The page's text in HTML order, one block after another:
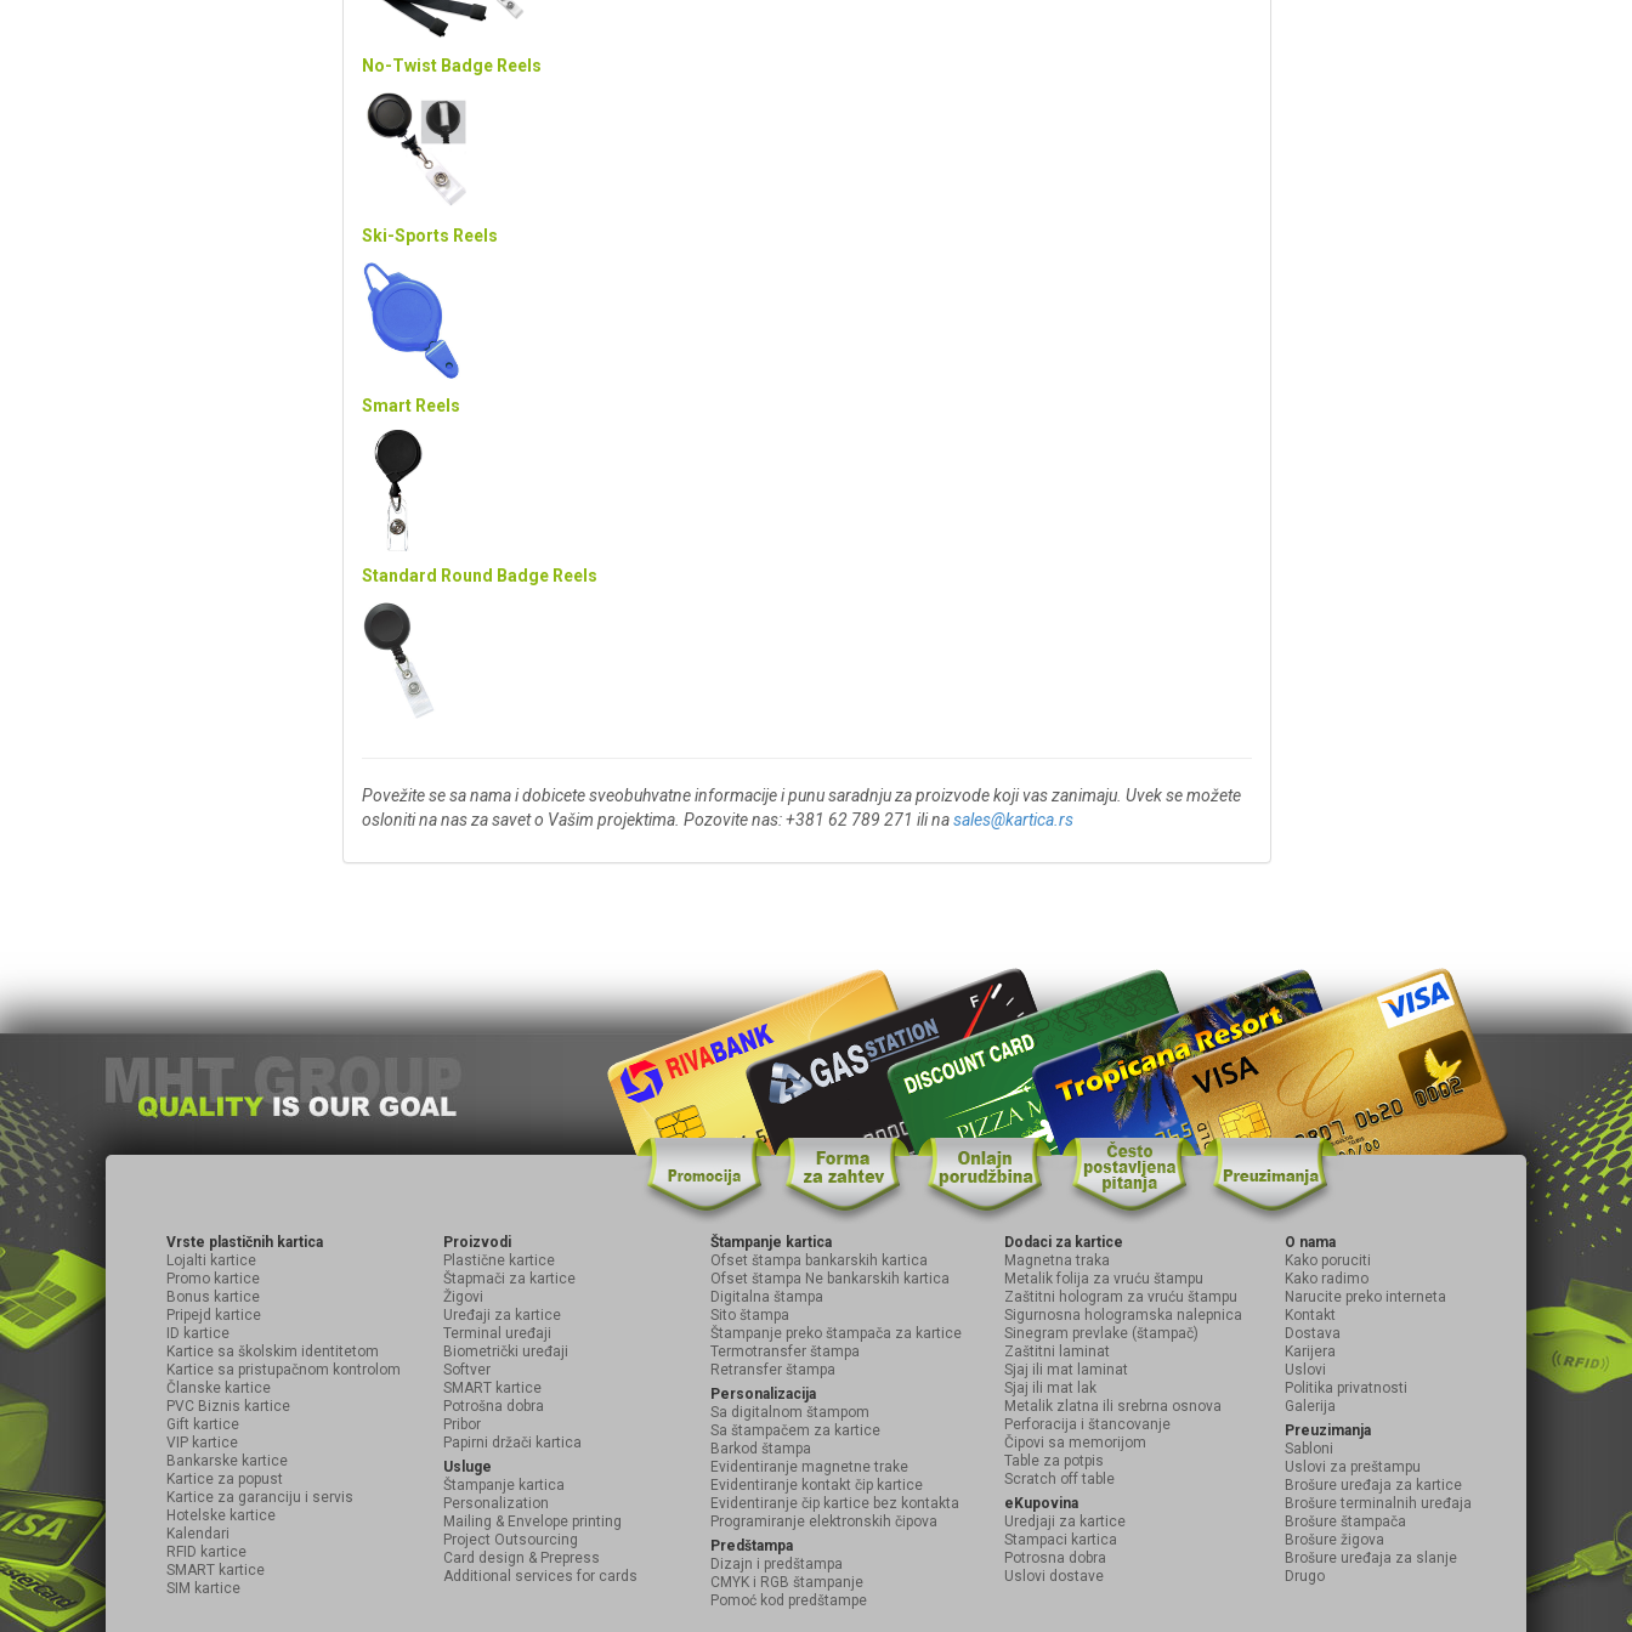
No-Twist Badge Reels
Ski-Sports Reels
Smart Reels
Standard Round Badge Reels
Povežite se sa nama i dobicete sveobuhvatne informacije i punu saradnju za proizvode koji vas zanimaju. Uvek se možete
osloniti na nas za savet o Vašim projektima. Pozovite nas: +381 62 789 271 ili nasales@kartica.rs
Vrste plastičnih kartica
Lojalti kartice
Promo kartice
Bonus kartice
Pripejd kartice
ID kartice
Kartice sa školskim identitetom
Kartice sa pristupačnom kontrolom
Članske kartice
PVC Biznis kartice
Gift kartice
VIP kartice
Bankarske kartice
Kartice za popust
Kartice za garanciju i servis
Hotelske kartice
Kalendari
RFID kartice
SMART kartice
SIM kartice
Proizvodi
Plastične kartice
Štapmači za kartice
Žigovi
Uređaji za kartice
Terminal uređaji
Biometrički uređaji
Softver
SMART kartice
Potrošna dobra
Pribor
Papirni držači kartica
Usluge
Štampanje kartica
Personalization
Mailing & Envelope printing
Project Outsourcing
Card design & Prepress
Additional services for cards
Štampanje kartica
Ofset štampa bankarskih kartica
Ofset štampa Ne bankarskih kartica
Digitalna štampa
Sito štampa
Štampanje preko štampača za kartice
Termotransfer štampa
Retransfer štampa
Personalizacija
Sa digitalnom štampom
Sa štampačem za kartice
Barkod štampa
Evidentiranje magnetne trake
Evidentiranje kontakt čip kartice
Evidentiranje čip kartice bez kontakta
Programiranje elektronskih čipova
Predštampa
Dizajn i predštampa
CMYK i RGB štampanje
Pomoć kod predštampe
Dodaci za kartice
Magnetna traka
Metalik folija za vruću štampu
Zaštitni hologram za vruću štampu
Sigurnosna hologramska nalepnica
Sinegram prevlake (štampač)
Zaštitni laminat
Sjaj ili mat laminat
Sjaj ili mat lak
Metalik zlatna ili srebrna osnova
Perforacija i štancovanje
Čipovi sa memorijom
Table za potpis
Scratch off table
eKupovina
Uredjaji za kartice
Stampaci kartica
Potrosna dobra
Uslovi dostave
O nama
Kako poruciti
Kako radimo
Narucite preko interneta
Kontakt
Dostava
Karijera
Uslovi
Politika privatnosti
Galerija
Preuzimanja
Sabloni
Uslovi za preštampu
Brošure uređaja za kartice
Brošure terminalnih uređaja
Brošure štampača
Brošure žigova
Brošure uređaja za slanje
Drugo